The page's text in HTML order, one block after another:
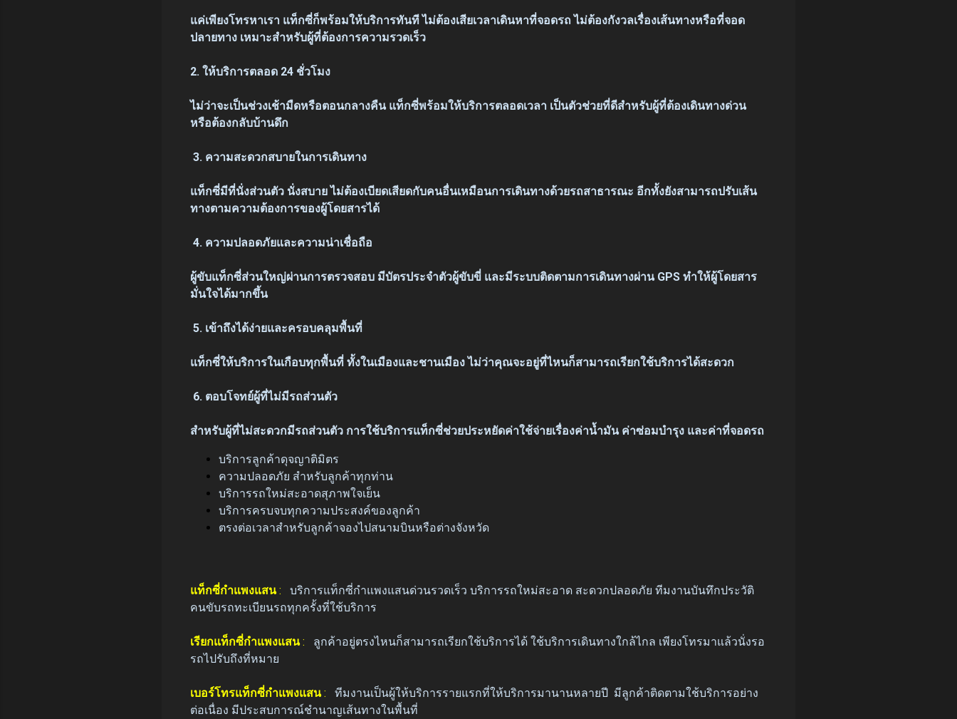
แค่เพียงโทรหาเรา แท็กซี่ก็พร้อมให้บริการทันที ไม่ต้องเสียเวลาเดินหาที่จอดรถ ไม่ต้องกังวลเรื่องเส้นทางหรือที่จอด
ปลายทาง เหมาะสำหรับผู้ที่ต้องการความรวดเร็ว
2. ให้บริการตลอด 24 ชั่วโมง
ไม่ว่าจะเป็นช่วงเช้ามืดหรือตอนกลางคืน แท็กซี่พร้อมให้บริการตลอดเวลา เป็นตัวช่วยที่ดีสำหรับผู้ที่ต้องเดินทางด่วน
หรือต้องกลับบ้านดึก
3. ความสะดวกสบายในการเดินทาง
แท็กซี่มีที่นั่งส่วนตัว นั่งสบาย ไม่ต้องเบียดเสียดกับคนอื่นเหมือนการเดินทางด้วยรถสาธารณะ อีกทั้งยังสามารถปรับเส้น
ทางตามความต้องการของผู้โดยสารได้
4. ความปลอดภัยและความน่าเชื่อถือ
ผู้ขับแท็กซี่ส่วนใหญ่ผ่านการตรวจสอบ มีบัตรประจำตัวผู้ขับขี่ และมีระบบติดตามการเดินทางผ่าน GPS ทำให้ผู้โดยสาร
มั่นใจได้มากขึ้น
5. เข้าถึงได้ง่ายและครอบคลุมพื้นที่
แท็กซี่ให้บริการในเกือบทุกพื้นที่ ทั้งในเมืองและชานเมือง ไม่ว่าคุณจะอยู่ที่ไหนก็สามารถเรียกใช้บริการได้สะดวก
6. ตอบโจทย์ผู้ที่ไม่มีรถส่วนตัว
สำหรับผู้ที่ไม่สะดวกมีรถส่วนตัว การใช้บริการแท็กซี่ช่วยประหยัดค่าใช้จ่ายเรื่องค่าน้ำมัน ค่าซ่อมบำรุง และค่าที่จอดรถ
บริการลูกค้าดุจญาติมิตร
ความปลอดภัย สำหรับลูกค้าทุกท่าน
บริการรถใหม่สะอาดสุภาพใจเย็น
บริการครบจบทุกความประสงค์ของลูกค้า
ตรงต่อเวลาสำหรับลูกค้าจองไปสนามบินหรือต่างจังหวัด
แท็กซี่กำแพงแสน:
บริการแท็กซี่กำแพงแสนด่วนรวดเร็ว บริการรถใหม่สะอาด สะดวกปลอดภัย ทีมงานบันทึกประวัติ
คนขับรถทะเบียนรถทุกครั้งที่ใช้บริการ
เรียกแท็กซี่กำแพงแสน:
ลูกค้าอยู่ตรงไหนก็สามารถเรียกใช้บริการได้ ใช้บริการเดินทางใกล้ไกล เพียงโทรมาแล้วนั่งรอ
รถไปรับถึงที่หมาย
เบอร์โทรแท็กซี่กำแพงแสน:
ทีมงานเป็นผู้ให้บริการรายแรกที่ให้บริการมานานหลายปี มีลูกค้าติดตามใช้บริการอย่าง
ต่อเนื่อง มีประสบการณ์ชำนาญเส้นทางในพื้นที่